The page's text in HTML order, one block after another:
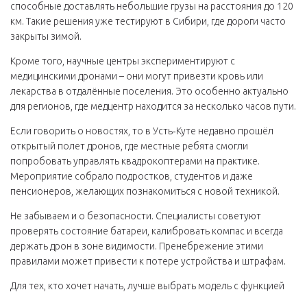
способные доставлять небольшие грузы на расстояния до 120
км. Такие решения уже тестируют в Сибири, где дороги часто
закрыты зимой.
Кроме того, научные центры экспериментируют с
медицинскими дронами – они могут привезти кровь или
лекарства в отдалённые поселения. Это особенно актуально
для регионов, где медцентр находится за несколько часов пути.
Если говорить о новостях, то в Усть‑Куте недавно прошёл
открытый полет дронов, где местные ребята смогли
попробовать управлять квадрокоптерами на практике.
Мероприятие собрало подростков, студентов и даже
пенсионеров, желающих познакомиться с новой техникой.
Не забываем и о безопасности. Специалисты советуют
проверять состояние батареи, калибровать компас и всегда
держать дрон в зоне видимости. Пренебрежение этими
правилами может привести к потере устройства и штрафам.
Для тех, кто хочет начать, лучше выбрать модель с функцией